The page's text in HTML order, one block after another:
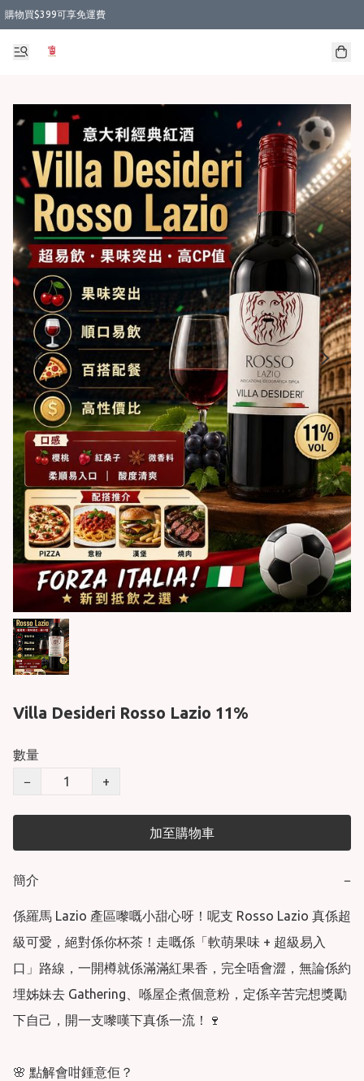
購物買$399可享免運費
Villa Desideri Rosso Lazio 11%
數量
−
+
加至購物車
簡介 −
係羅馬 Lazio 產區嚟嘅小甜心呀！呢支 Rosso Lazio 真係超
級可愛，絕對係你杯茶！走嘅係「軟萌果味 + 超級易入
口」路線，一開樽就係滿滿紅果香，完全唔會澀，無論係約
埋姊妹去 Gathering、喺屋企煮個意粉，定係辛苦完想獎勵
下自己，開一支嚟嘆下真係一流！🍷
🌸 點解會咁鍾意佢？